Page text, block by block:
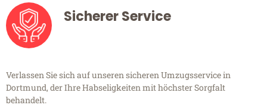
Sicherer Service
Verlassen Sie sich auf unseren sicheren Umzugsservice in
Dortmund, der Ihre Habseligkeiten mit höchster Sorgfalt
behandelt.